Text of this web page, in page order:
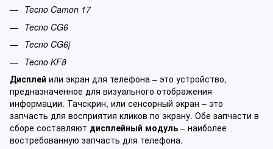
Tecno Camon 17
Tecno CG6
Tecno CG6j
Tecno KF8
Дисплей или экран для телефона – это устройство,
предназначенное для визуального отображения
информации. Тачскрин, или сенсорный экран – это
запчасть для восприятия кликов по экрану. Обе запчасти в
сборе составляют дисплейный модуль – наиболее
востребованную запчасть для телефона.